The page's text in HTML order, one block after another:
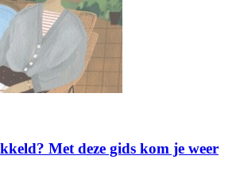
Met deze gids kom je weer